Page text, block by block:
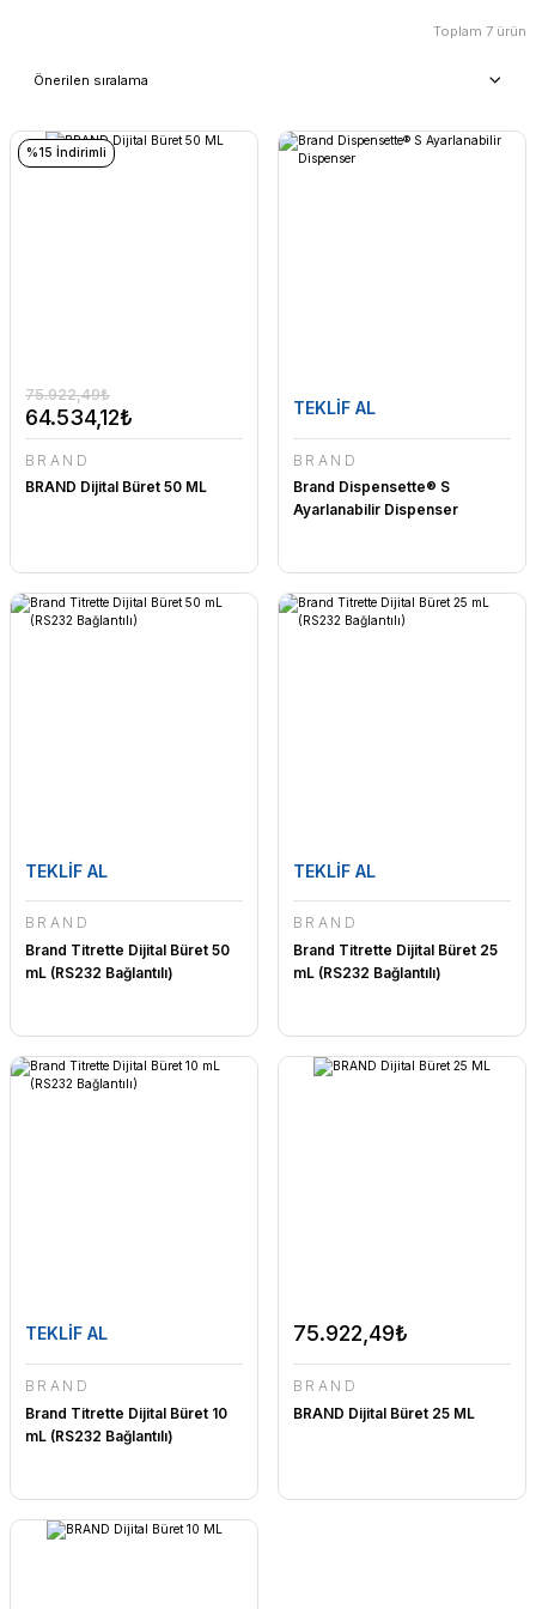
Toplam 7 ürün
%15 İndirimli
64.534,12₺
75.922,49₺
BRAND
BRAND Dijital Büret 50 ML
TEKLİF AL
BRAND
Brand Dispensette® S
Ayarlanabilir Dispenser
TEKLİF AL
BRAND
Brand Titrette Dijital Büret 50
mL (RS232 Bağlantılı)
TEKLİF AL
BRAND
Brand Titrette Dijital Büret 25
mL (RS232 Bağlantılı)
TEKLİF AL
BRAND
Brand Titrette Dijital Büret 10
mL (RS232 Bağlantılı)
75.922,49₺
BRAND
BRAND Dijital Büret 25 ML